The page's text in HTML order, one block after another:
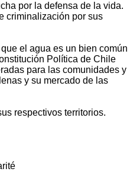
por la defensa de la vida.
criminalización por sus
el agua es un bien común
Política de Chile
para las comunidades y
y su mercado de las
respectivos territorios.